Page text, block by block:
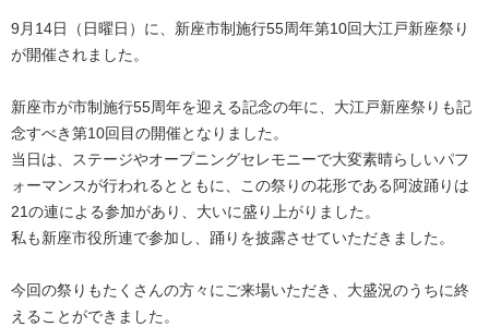
9月14日（日曜日）に、新座市制施行55周年第10回大江戸新座祭り
が開催されました。
新座市が市制施行55周年を迎える記念の年に、大江戸新座祭りも記
念すべき第10回目の開催となりました。
当日は、ステージやオープニングセレモニーで大変素晴らしいパフ
ォーマンスが行われるとともに、この祭りの花形である阿波踊りは
21の連による参加があり、大いに盛り上がりました。
私も新座市役所連で参加し、踊りを披露させていただきました。
今回の祭りもたくさんの方々にご来場いただき、大盛況のうちに終
えることができました。